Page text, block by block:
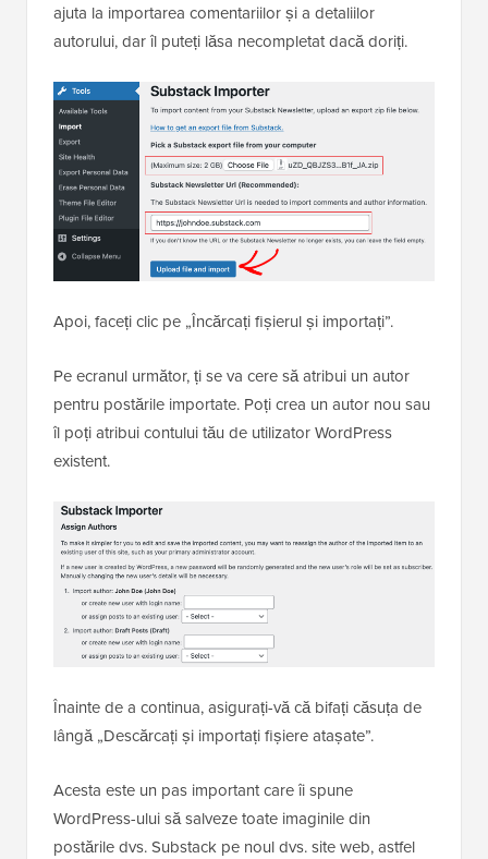
ajuta la importarea comentariilor și a detaliilor
autorului, dar îl puteți lăsa necompletat dacă doriți.
Apoi, faceți clic pe „Încărcați fișierul și importați”.
Pe ecranul următor, ți se va cere să atribui un autor
pentru postările importate. Poți crea un autor nou sau
îl poți atribui contului tău de utilizator WordPress
existent.
Înainte de a continua, asigurați-vă că bifați căsuța de
lângă „Descărcați și importați fișiere atașate”.
Acesta este un pas important care îi spune
WordPress-ului să salveze toate imaginile din
postările dvs. Substack pe noul dvs. site web, astfel